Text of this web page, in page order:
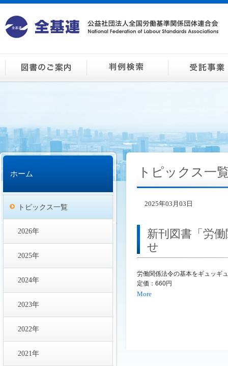
ホーム
トピックス一覧
2026年
2025年
2024年
2023年
2022年
2021年
トピックス一
2025年03月03日
新刊図書「労
せ
労働関係法令の基本をギュッギ
定価：660円
More